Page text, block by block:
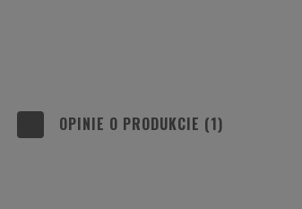
OPINIE O PRODUKCIE (1)